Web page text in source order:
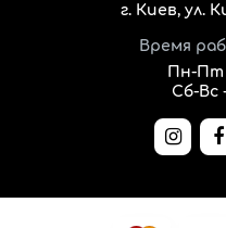
г. Киев, ул.
Время
Пн-Пт
Сб-Вс